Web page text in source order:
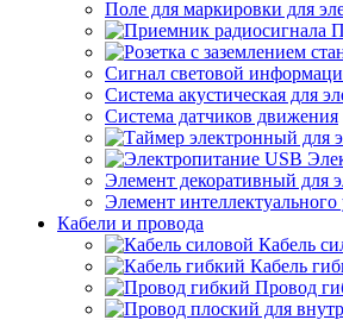
Поле для маркировки для
Сигнал световой
Система акустическая для
Система датчиков движения
Элемент декоративный для
Элемент интеллектуального
Кабели и провода
Кабель
Кабель
Провод